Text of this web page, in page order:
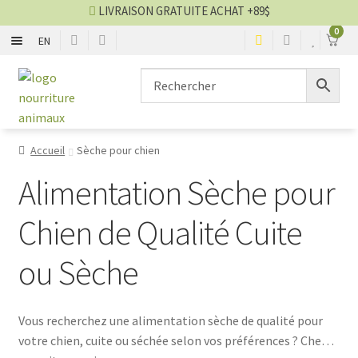
EN
0
Aller
à
la
Aller
au
contenu
LIVRAISON GRATUITE ACHAT +89$
Nourriture sèche chien
Nourriture humide chien
Nourriture humide chat
Blog nourriture
Accueil Sèche pour chien
Alimentation Sèche pour
Chien de Qualité Cuite
ou Sèche
Vous recherchez une alimentation sèche de qualité pour
votre chien, cuite ou séchée selon vos préférences ? Chez